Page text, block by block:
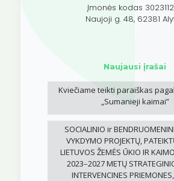
Įmonės kodas
Naujoji g. 48, 62381
Naujausi įrašai
Kviečiame teikti paraiškas
„Sumanieji kaimai”
SOCIALINIO ir
VYKDYMO PROJEKTŲ,
LIETUVOS ŽEMĖS ŪKIO IR
2023–2027 METŲ
INTERVENCINES